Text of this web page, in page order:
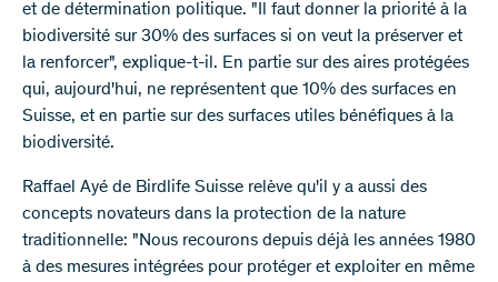
et de détermination politique. "Il faut donner la priorité à la
biodiversité sur 30% des surfaces si on veut la préserver et
la renforcer", explique-t-il. En partie sur des aires protégées
qui, aujourd'hui, ne représentent que 10% des surfaces en
Suisse, et en partie sur des surfaces utiles bénéfiques à la
biodiversité.
Raffael Ayé de Birdlife Suisse relève qu'il y a aussi des
concepts novateurs dans la protection de la nature
traditionnelle: "Nous recourons depuis déjà les années 1980
à des mesures intégrées pour protéger et exploiter en même